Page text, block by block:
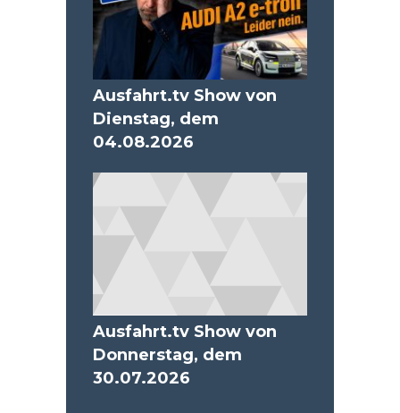
Ausfahrt.tv Show von
Dienstag, dem
04.08.2026
Ausfahrt.tv Show von
Donnerstag, dem
30.07.2026